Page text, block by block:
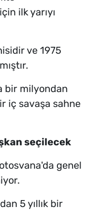
ilk yarıyı
ve 1975
bir milyondan
iç savaşa sahne
seçilecek
genel
5 yıllık bir